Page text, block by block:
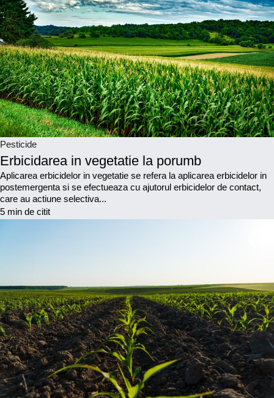
Pesticide
Erbicidarea in vegetatie la porumb
Aplicarea erbicidelor in vegetatie se refera la aplicarea erbicidelor in
postemergenta si se efectueaza cu ajutorul erbicidelor de contact,
care au actiune selectiva...
5 min de citit